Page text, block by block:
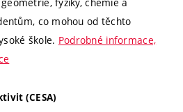
fyziky, chemie a
co mohou od těchto
škole. Podrobné informace,
(CESA)